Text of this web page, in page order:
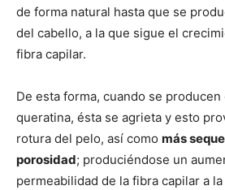
de forma natural hasta que se
del cabello, a la que sigue el
fibra capilar.
De esta forma, cuando se producen
queratina, ésta se agrieta y esto
rotura del pelo, así como más
porosidad; produciéndose un
permeabilidad de la fibra capilar a